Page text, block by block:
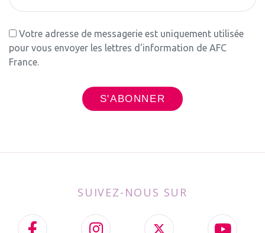
Votre adresse de messagerie est uniquement utilisée
pour vous envoyer les lettres d'information de AFC
France.
SUIVEZ-NOUS SUR